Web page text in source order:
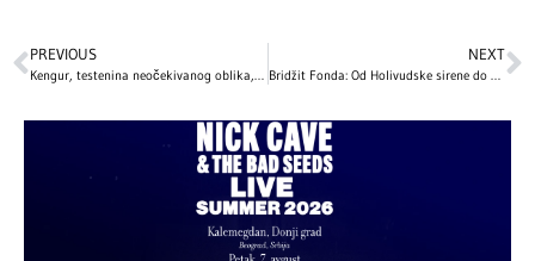
PREVIOUS
Kengur, testenina neočekivanog oblika, komad sira…: Ovo su NAJBIZARNIJI božićni pokloni slavnih, a 1 je posebno zapanjujuć!
NEXT
Bridžit Fonda: Od Holivudske sirene do životne tišine